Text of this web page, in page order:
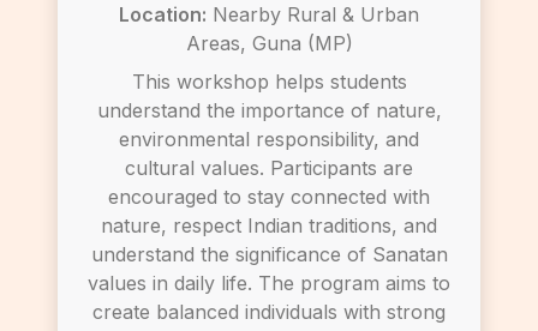
Location: Nearby Rural & Urban
Areas, Guna (MP)
This workshop helps students
understand the importance of nature,
environmental responsibility, and
cultural values. Participants are
encouraged to stay connected with
nature, respect Indian traditions, and
understand the significance of Sanatan
values in daily life. The program aims to
create balanced individuals with strong